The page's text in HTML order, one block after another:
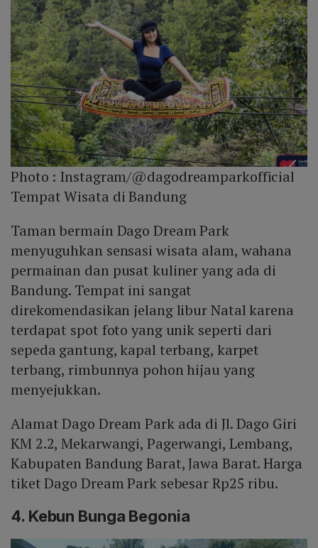
Photo : Instagram/@dagodreamparkofficial
Tempat Wisata di Bandung
Taman bermain Dago Dream Park
menyuguhkan sensasi wisata alam, wahana
permainan dan pusat kuliner yang ada di
Bandung. Tempat ini sangat
direkomendasikan jelang libur Natal karena
terdapat spot foto yang unik seperti dari
sepeda gantung, kapal terbang, karpet
terbang, rimbunnya pohon hijau yang
menyejukkan.
Alamat Dago Dream Park ada di Jl. Dago Giri
KM 2.2, Mekarwangi, Pagerwangi, Lembang,
Kabupaten Bandung Barat, Jawa Barat. Harga
tiket Dago Dream Park sebesar Rp25 ribu.
4. Kebun Bunga Begonia